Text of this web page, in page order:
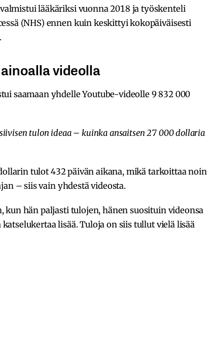
lääkäriksi vuonna 2018 ja työskenteli
(NHS) ennen kuin keskittyi kokopäiväisesti
videolla
saamaan yhdelle Youtube-videolle 9 832 000
tulon ideaa – kuinka ansaitsen 27 000 dollaria
tulot 432 päivän aikana, mikä tarkoittaa noin
– siis vain yhdestä videosta.
kun hän paljasti tulojen, hänen suosituin videonsa
lisää. Tuloja on siis tullut vielä lisää